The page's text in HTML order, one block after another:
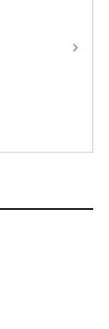
恕不列入保固維